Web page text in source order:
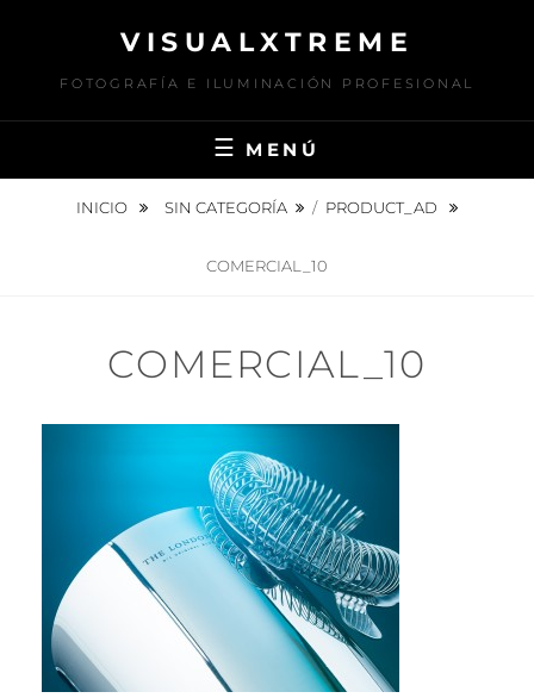
contenido
VISUALXTREME
FOTOGRAFÍA E ILUMINACIÓN PROFESIONAL
MENÚ
INICIO SIN CATEGORÍA / PRODUCT_AD
COMERCIAL_10
COMERCIAL_10